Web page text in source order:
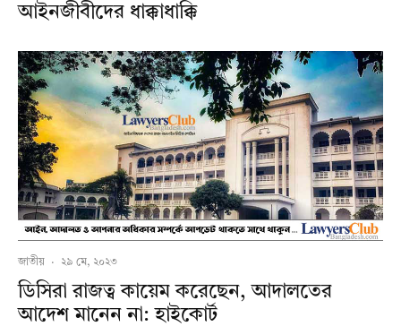
আইনজীবীদের ধাক্কাধাক্কি
জাতীয় · ২৯ মে, ২০২৩
ডিসিরা রাজত্ব কায়েম করেছেন, আদালতের
আদেশ মানেন না: হাইকোর্ট